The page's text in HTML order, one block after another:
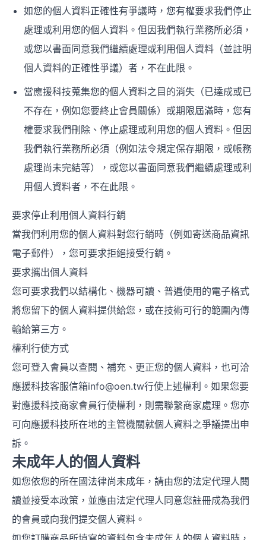
如您的個人資料正確性有爭議時，您有權要求我們停止
處理或利用您的個人資料。但因我們執行業務所必須，
或您以書面同意我們繼續處理或利用個人資料（並註明
個人資料的正確性爭議）者，不在此限。
當應援科技蒐集您的個人資料之目的消失（已達成或已
不存在，例如您要終止會員關係）或期限屆滿時，您有
權要求我們刪除、停止處理或利用您的個人資料。但因
我們執行業務所必須（例如法令規定保存期限，或帳務
處理尚未完結等），或您以書面同意我們繼續處理或利
用個人資料者，不在此限。
要求停止利用個人資料行銷
當我們利用您的個人資料對您行銷時（例如寄送商品資訊
電子郵件），您可要求拒絕接受行銷。
要求攜出個人資料
您可要求我們以結構化、機器可讀、普遍使用的電子格式
將您留下的個人資料提供給您，或在技術可行的範圍內傳
輸給第三方。
權利行使方式
您可登入會員以查閱、補充、更正您的個人資料，也可洽
應援科技客服信箱info@oen.tw行使上述權利。如果您要
對應援科技商家會員行使權利，則需聯繫商家處理。您亦
可向應援科技所在地的主管機關就個人資料之爭議提出申
訴。
未成年人的個人資料
如您依您的所在國法律尚未成年，請由您的法定代理人閱
讀並接受本政策，並應由法定代理人同意您註冊成為我們
的會員或向我們提交個人資料。